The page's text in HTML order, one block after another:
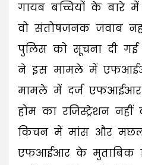
गायब बच्चियों के बारे
वो संतोषजनक जवाब
पुलिस को सूचना दी
ने इस मामले में
मामले में दर्ज एफआईआर
होम का रजिस्ट्रेशन नहीं
किचन में मांस और
एफआईआर के मुताबिक